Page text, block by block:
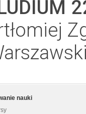
nauki